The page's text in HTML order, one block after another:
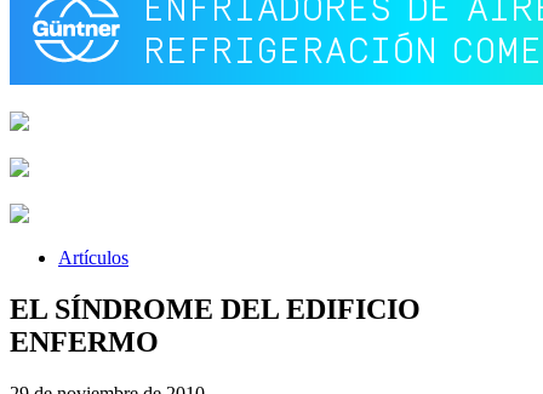
Artículos
EL SÍNDROME DEL EDIFICIO
ENFERMO